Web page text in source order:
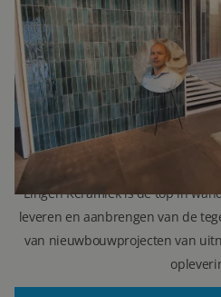
071 579 43 55
(Leiden)
Lingen Keramiek is de top in
leveren en aanbrengen van de
van nieuwbouwprojecten van